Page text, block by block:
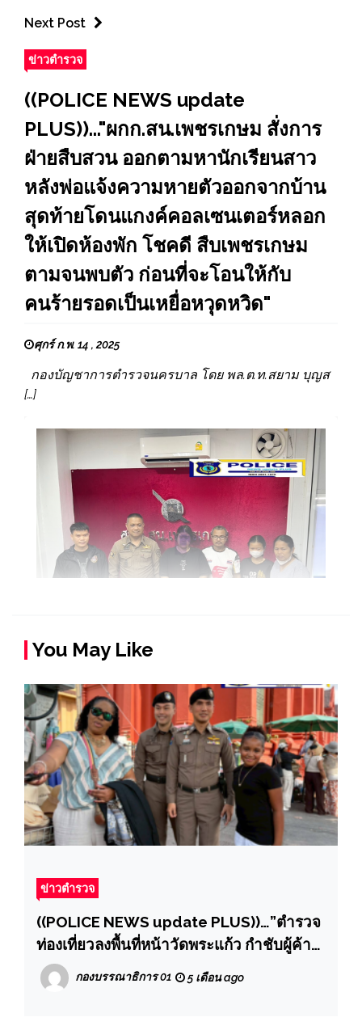
Next Post
ข่าวตำรวจ
((POLICE NEWS update
PLUS))..."ผกก.สน.เพชรเกษม สั่งการ
ฝ่ายสืบสวน ออกตามหานักเรียนสาว
หลังพ่อแจ้งความหายตัวออกจากบ้าน
สุดท้ายโดนแกงค์คอลเซนเตอร์หลอก
ให้เปิดห้องพัก โชคดี สืบเพชรเกษม
ตามจนพบตัว ก่อนที่จะโอนให้กับ
คนร้ายรอดเป็นเหยื่อหวุดหวิด"
ศุกร์ ก.พ. 14 , 2025
กองบัญชาการตำรวจนครบาล โดย พล.ต.ท.สยาม บุญส
[…]
You May Like
ข่าวตำรวจ
((POLICE NEWS update PLUS))…”ตำรวจ
ท่องเที่ยวลงพื้นที่หน้าวัดพระแก้ว กำชับผู้ค้า
สร้างภาพลักษณ์ที่ดี พร้อมชื่นชมความร่วมมือ
ทำให้นักท่องเที่ยวประทับใจ
กองบรรณาธิการ 01 5 เดือน ago